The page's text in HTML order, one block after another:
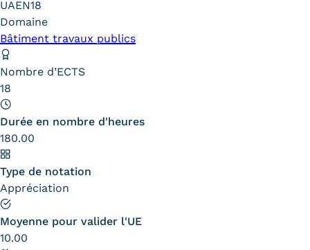
BFC
Nos centres administratifs
Actualités
Revue de presse
Contact
UAEN18
Domaine
Bâtiment travaux publics
Nombre d’ECTS
18
Durée en nombre d'heures
180.00
Type de notation
Appréciation
Moyenne pour valider l'UE
10.00